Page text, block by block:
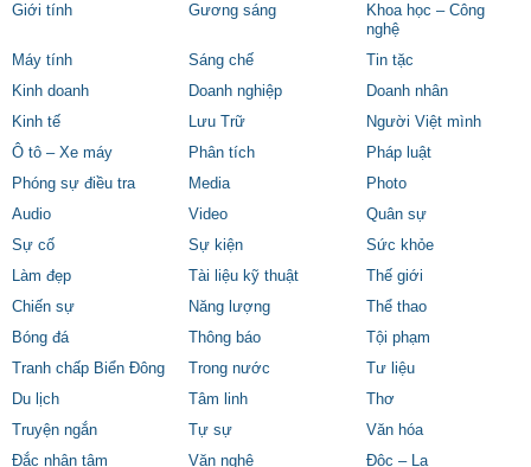
Giới tính
Gương sáng
Khoa học – Công
nghệ
Máy tính
Sáng chế
Tin tặc
Kinh doanh
Doanh nghiệp
Doanh nhân
Kinh tế
Lưu Trữ
Người Việt mình
Ô tô – Xe máy
Phân tích
Pháp luật
Phóng sự điều tra
Media
Photo
Audio
Video
Quân sự
Sự cố
Sự kiện
Sức khỏe
Làm đẹp
Tài liệu kỹ thuật
Thế giới
Chiến sự
Năng lượng
Thể thao
Bóng đá
Thông báo
Tội phạm
Tranh chấp Biển Đông
Trong nước
Tư liệu
Du lịch
Tâm linh
Thơ
Truyện ngắn
Tự sự
Văn hóa
Đắc nhân tâm
Văn nghệ Độc – Lạ